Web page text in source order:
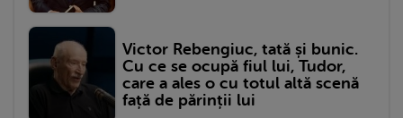
Victor Rebengiuc, tată și bunic.
Cu ce se ocupă fiul lui, Tudor,
care a ales o cu totul altă scenă
față de părinții lui